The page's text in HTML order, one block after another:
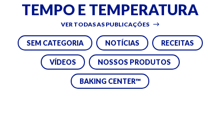
TEMPO E TEMPERATURA
VER TODAS AS PUBLICAÇÕES
SEM CATEGORIA NOTÍCIAS RECEITAS
VÍDEOS NOSSOS PRODUTOS
BAKING CENTER™